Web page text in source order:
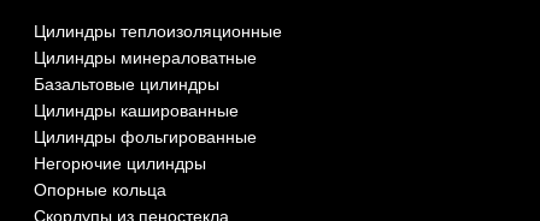
Цилиндры теплоизоляционные
Цилиндры минераловатные
Базальтовые цилиндры
Цилиндры кашированные
Цилиндры фольгированные
Негорючие цилиндры
Опорные кольца
Скорлупы из пеностекла